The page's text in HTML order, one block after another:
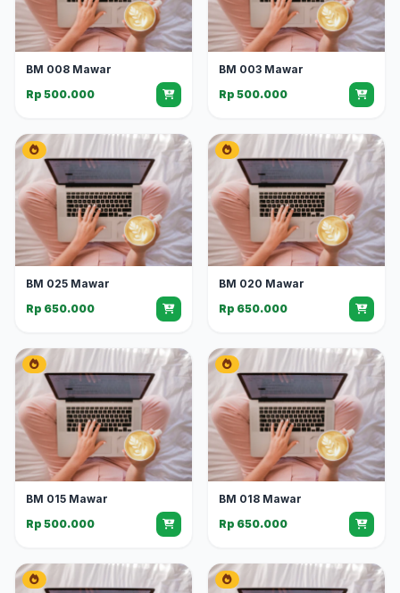
BM 008 Mawar
Rp 500.000
BM 003 Mawar
Rp 500.000
BM 025 Mawar
Rp 650.000
BM 020 Mawar
Rp 650.000
BM 015 Mawar
Rp 500.000
BM 018 Mawar
Rp 650.000